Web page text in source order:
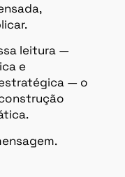
leitura —
e
— o